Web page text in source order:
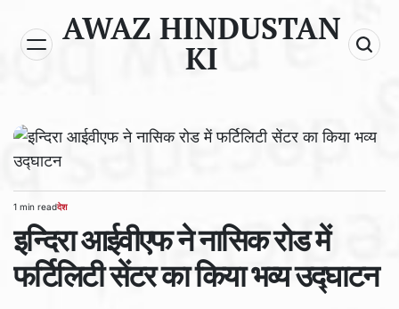
content
AWAZ HINDUSTAN
KI
Estimated
read
time
1 min readPOSTED
देश
इन्दिरा आईवीएफ ने नासिक रोड में
फर्टिलिटी सेंटर का किया भव्य उद्घाटन